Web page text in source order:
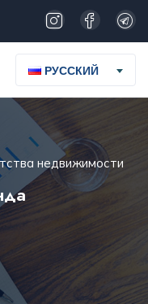
РУССКИЙ
недвижимости